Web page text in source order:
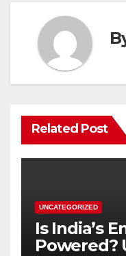
Related Post
UNCATEGORIZED
Is India’s
Powered?